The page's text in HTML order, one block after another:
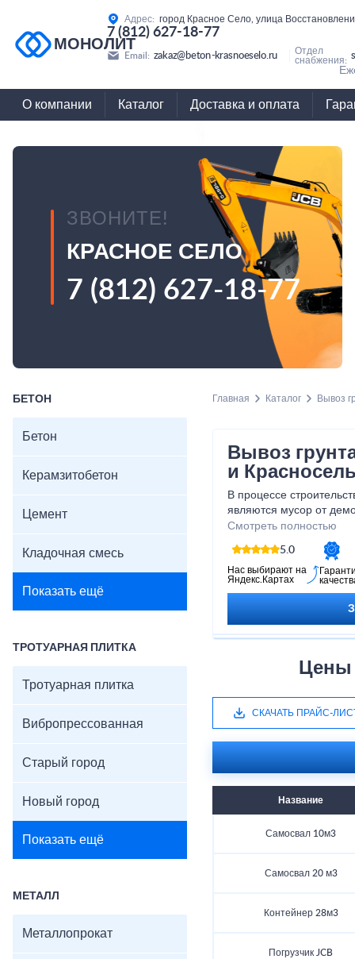
МОНОЛИТ
Адрес: город Красное Село, улица
7 (812) 627-18-77
Email: zakaz@beton-krasnoeselo.ru
Отдел
снабжения:
О компании Каталог Доставка и оплата
ЗВОНИТЕ!
КРАСНОЕ СЕЛО
7 (812) 627-18-77
БЕТОН
Бетон
Керамзитобетон
Цемент
Кладочная смесь
Показать ещё
ТРОТУАРНАЯ ПЛИТКА
Тротуарная плитка
Вибропрессованная
Старый город
Новый город
Показать ещё
МЕТАЛЛ
Металлопрокат
Главная Каталог Вывоз
Вывоз
и
В процессе
являются мусор от
образующийся в
работ. Эти материалы,
площадке, мешают
и усложняют условия
производственного
Смотреть полностью
5.0
Нас выбирают на
Яндекс.Картах
Цены
СКАЧАТЬ ПРАЙС-
Название
Самосвал 10м3
Самосвал 20 м3
Контейнер 28м3
Погрузчик JCB